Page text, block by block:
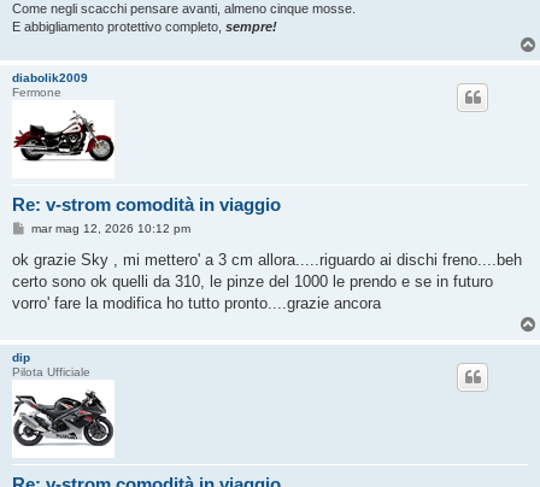
Come negli scacchi pensare avanti, almeno cinque mosse.
E abbigliamento protettivo completo, sempre!
diabolik2009
Fermone
Re: v-strom comodità in viaggio
M
s
a
g
o
mar mag 12, 2026 10:12 pm
ok grazie Sky , mi mettero' a 3 cm allora.....riguardo ai dischi freno....beh
certo sono ok quelli da 310, le pinze del 1000 le prendo e se in futuro
vorro' fare la modifica ho tutto pronto....grazie ancora
dip
Pilota Ufficiale